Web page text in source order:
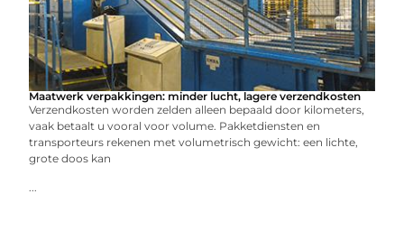
Maatwerk verpakkingen: minder lucht, lagere verzendkosten
Verzendkosten worden zelden alleen bepaald door kilometers,
vaak betaalt u vooral voor volume. Pakketdiensten en
transporteurs rekenen met volumetrisch gewicht: een lichte,
grote doos kan
...